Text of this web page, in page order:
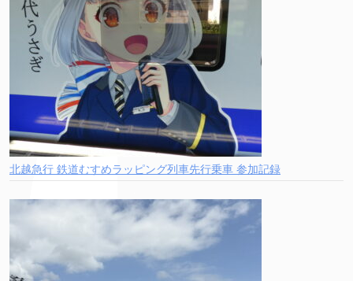
北越急行 鉄道むすめラッピング列車先行乗車 参加記録